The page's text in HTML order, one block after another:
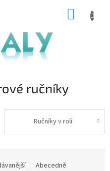
KOŠÍK
ručníky
Ručníky v roli
Abecedně